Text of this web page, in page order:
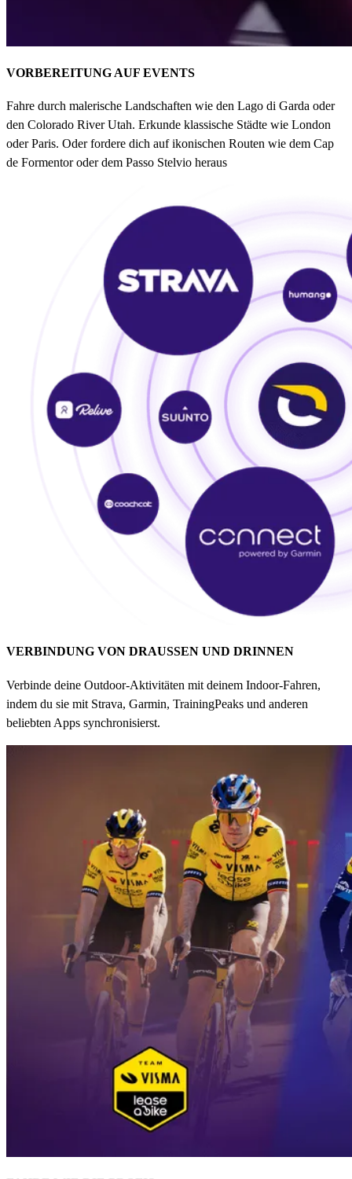
VORBEREITUNG AUF EVENTS
Fahre durch malerische Landschaften wie den Lago di Garda oder
den Colorado River Utah. Erkunde klassische Städte wie London
oder Paris. Oder fordere dich auf ikonischen Routen wie dem Cap
de Formentor oder dem Passo Stelvio heraus
VERBINDUNG VON DRAUSSEN UND DRINNEN
Verbinde deine Outdoor-Aktivitäten mit deinem Indoor-Fahren,
indem du sie mit Strava, Garmin, TrainingPeaks und anderen
beliebten Apps synchronisierst.